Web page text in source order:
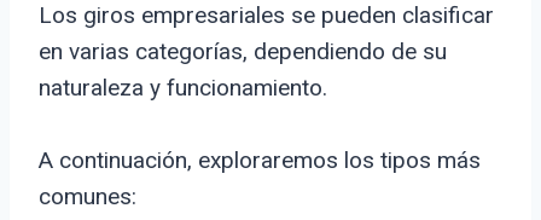
Los giros empresariales se pueden clasificar
en varias categorías, dependiendo de su
naturaleza y funcionamiento.
A continuación, exploraremos los tipos más
comunes: